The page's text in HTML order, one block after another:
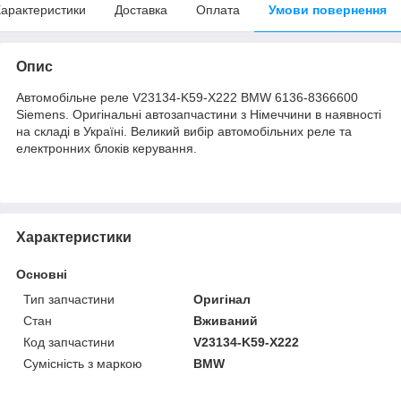
Доставка Оплата Умови повернення
Опис
Автомобільне реле V23134-K59-X222 BMW 6136-8366600
Siemens. Оригінальні автозапчастини з Німеччини в наявності
на складі в Україні. Великий вибір автомобільних реле та
електронних блоків керування.
Характеристики
Основні
Тип запчастини
Оригінал
Стан
Вживаний
Код запчастини
V23134-K59-X222
Сумісність з маркою
BMW